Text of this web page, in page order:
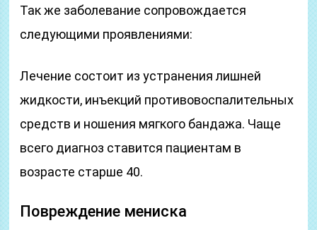
Так же заболевание сопровождается
следующими проявлениями:
Лечение состоит из устранения лишней
жидкости, инъекций противовоспалительных
средств и ношения мягкого бандажа. Чаще
всего диагноз ставится пациентам в
возрасте старше 40.
Повреждение мениска